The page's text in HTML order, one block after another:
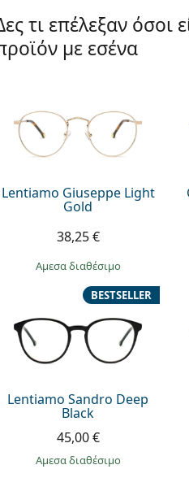
τι επέλεξαν όσοι
με εσένα
Lentiamo Giuseppe Light
Gold
38,25 €
άμεσα διαθέσιμο
Lentiamo Sandro Deep
Black
BESTSELLER
45,00 €
άμεσα διαθέσιμο